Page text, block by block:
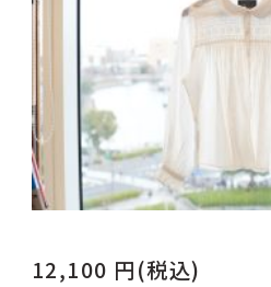
12,100 円(税込)